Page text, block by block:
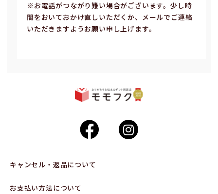
※お電話がつながり難い場合がございます。少し時
間をおいておかけ直しいただくか、メールでご連絡
いただきますようお願い申し上げます。
キャンセル・返品について
お支払い方法について